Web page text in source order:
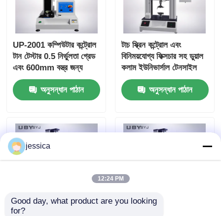
UP-2001 কম্পিউটার কন্ট্রোল
টান টেস্টার 0.5 নির্ভুলতা গ্রেড
এবং 600mm বস্ত্র জন্য
কার্যকর টেস্টিং স্পেস সঙ্গে
অনুসন্ধান পাঠান
টাচ স্ক্রিন কন্ট্রোল এবং
বিনিময়যোগ্য ফিক্সচার সহ ডুয়াল
কলাম ইউনিভার্সাল টেনসাইল
টেস্টিং মেশিন
অনুসন্ধান পাঠান
jessica
12:24 PM
Good day, what product are you looking
for?